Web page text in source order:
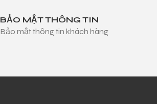
BẢO MẬT THÔNG TIN
Bảo mật thông tin khách hàng